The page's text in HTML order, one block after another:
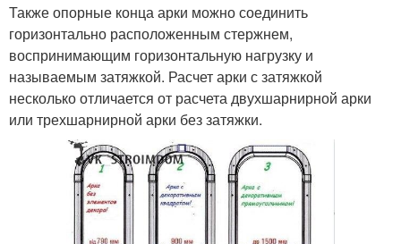
Также опорные конца арки можно соединить
горизонтально расположенным стержнем,
воспринимающим горизонтальную нагрузку и
называемым затяжкой. Расчет арки с затяжкой
несколько отличается от расчета двухшарнирной арки
или трехшарнирной арки без затяжки.